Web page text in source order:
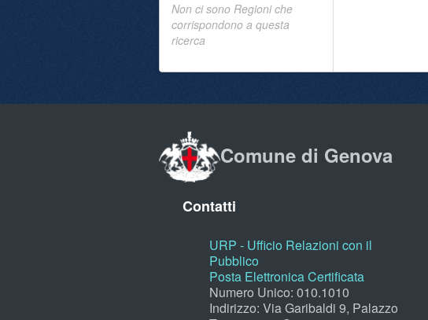
Non ci sono Regioni che
corrispondono a questa
ricerca
Comune di Genova
Contatti
URP - Ufficio Relazioni con il
Pubblico
Posta Elettronica Certificata
Numero Unico: 010.1010
Indirizzo: Via Garibaldi 9, Palazzo